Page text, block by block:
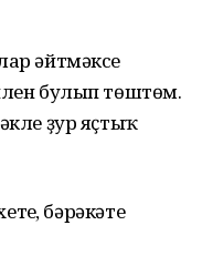
әйтмәксе
булып төштөм.
ҙур яҫтыҡ
бәрәкәтең